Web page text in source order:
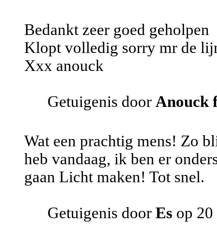
Bedankt zeer goed geholpen
Klopt volledig sorry mr de
Xxx anouck
Getuigenis door Anouck
Wat een prachtig mens! Zo
heb vandaag, ik ben er
gaan Licht maken! Tot snel.
Getuigenis door Es op 20